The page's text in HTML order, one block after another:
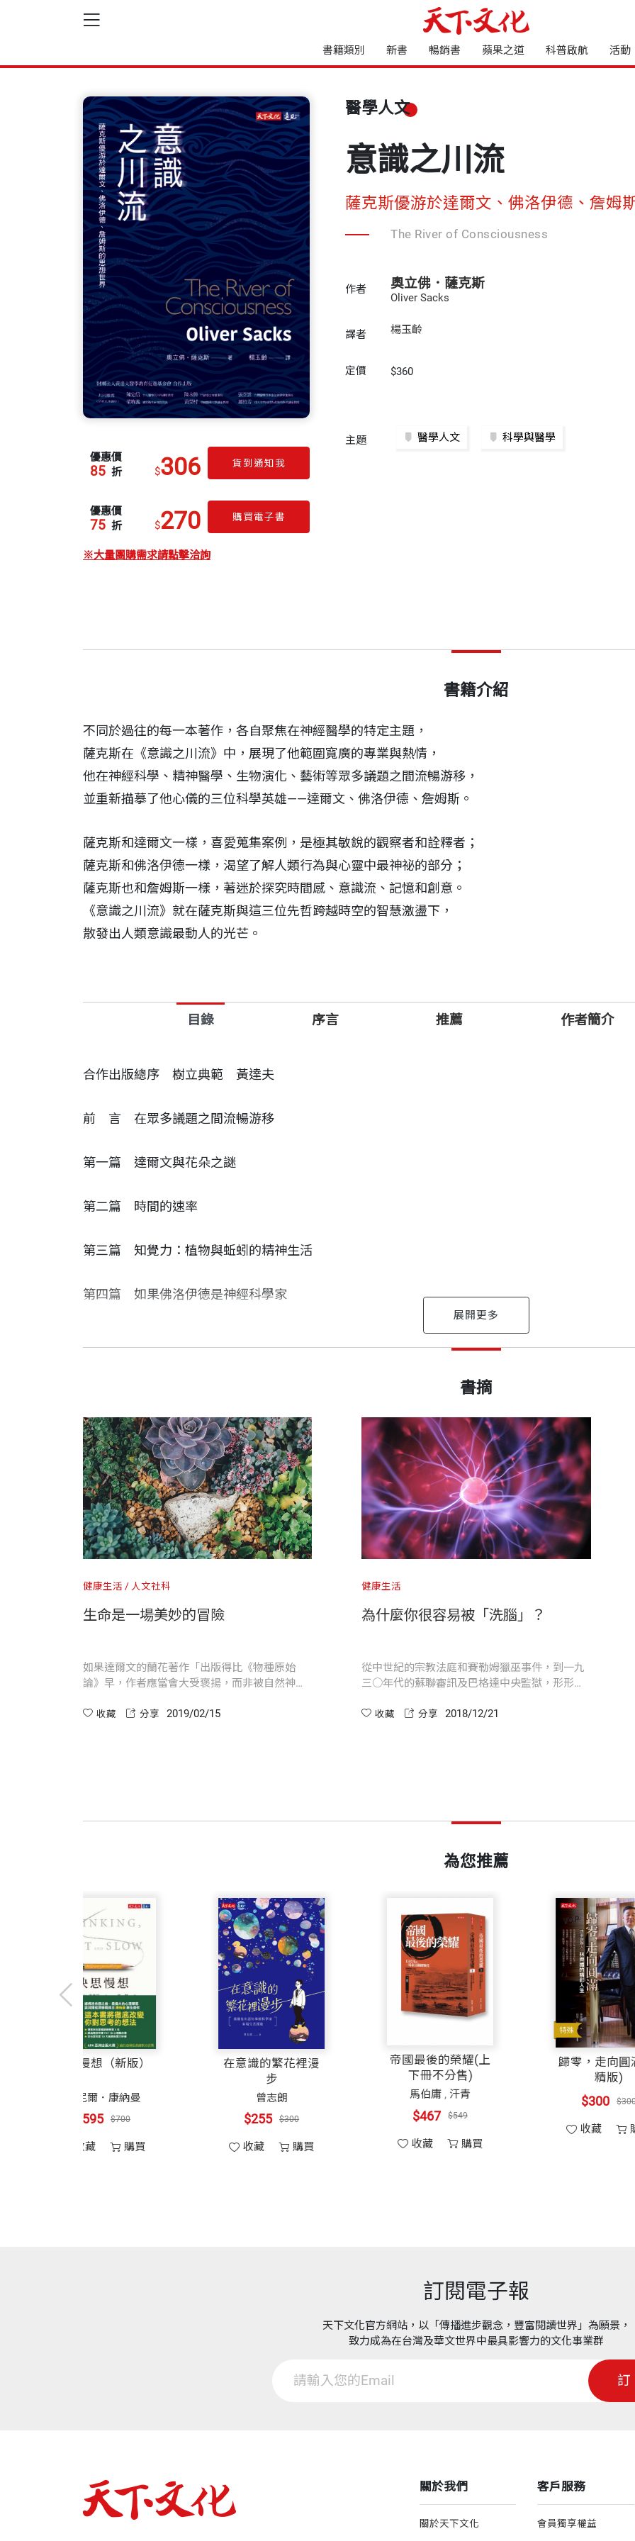
書籍類別 新書 暢銷書 蘋果之道 科普啟航 活動
醫學人文
優惠價
85 折 $306 貨到通知我
優惠價
75 折 $270 購買電子書
※大量團購需求請點擊洽詢
意識之川流
薩克斯優游於達爾文、佛洛伊德、詹姆
The River of Consciousness
作者 奧立佛．薩克斯
Oliver Sacks
譯者 楊玉齡
定價 $360
主題 醫學人文 科學與醫學
書籍介紹
不同於過往的每一本著作，各自聚焦在神經醫學的特定主題，
薩克斯在《意識之川流》中，展現了他範圍寬廣的專業與熱情，
他在神經科學、精神醫學、生物演化、藝術等眾多議題之間流暢游移，
並重新描摹了他心儀的三位科學英雄——達爾文、佛洛伊德、詹姆斯。
薩克斯和達爾文一樣，喜愛蒐集案例，是極其敏銳的觀察者和詮釋者；
薩克斯和佛洛伊德一樣，渴望了解人類行為與心靈中最神祕的部分；
薩克斯也和詹姆斯一樣，著迷於探究時間感、意識流、記憶和創意。
《意識之川流》就在薩克斯與這三位先哲跨越時空的智慧激盪下，
散發出人類意識最動人的光芒。
目錄 序言 推薦 作者簡介
合作出版總序 樹立典範 黃達夫
前 言 在眾多議題之間流暢游移
第一篇 達爾文與花朵之謎
第二篇 時間的速率
第三篇 知覺力：植物與蚯蚓的精神生活
第四篇 如果佛洛伊德是神經科學家
第七篇 創造性自我
第八篇 當生病的感覺來襲
第九篇 意識之川流
第十篇 科學史上盲點重重
奧立佛．薩克斯在二○一五年八月過世，去世前兩星期，他幫《意識之川流》擬定概略內容，這
託我們三人安排出版事宜。
促成這本書的諸多因素之一，是薩克斯於一九九一年受邀參與荷蘭的電視紀錄片系列《輝煌壯麗
集，六名科學家——物理學家戴森（Freeman Dyson）、生物學家雪爾德雷克（Rupert Sheldrake
d）、科學史學家杜爾明（Stephen Toulmin）、哲學家丹尼特（Daniel Dennett）、以及薩克斯
議題，像是生命起源、演化意義、意識的性質。
在這場氣氛活潑的討論中，有一件事格外明顯：薩克斯能在所有的議題之間流暢游移。他對科學
物（包括植物）的經驗。
在《意識之川流》中，薩克斯挑戰了演化、植物學、化學、醫學、神經科學、以及藝術，並指出
神祕的部分。另外，和詹姆斯一樣，薩克斯即使面對理論議題，例如探討時間、記憶和創意時，
薩克斯博士希望將本書獻給他的編輯、導師、以及超過三十年交情的友人席爾維斯（Robert
花瓣、照相機、炸彈……當然還有神經元。他也解釋了時間、記憶和學習本身的重要性。薩克斯做
——潔倫（Hope Jahren）
每一頁都充滿活力、好奇、熱誠......以及薩克斯對新思想經驗的開放態度......這是他過去所有作品
凡的洞察力角度來體驗世界。
1933年生於倫敦，早期於英國牛津大學接受醫學教育，後於美國加州大學洛衫磯分校及舊金山錫
薩克斯從事神經科臨床工作近50年，寫作無數並獲多項榮譽，包括古根漢基金會、國家科學基金
學院表彰，並於2008年獲頒大英帝國司令勳章（CBE）。
薩克斯擅長以充滿人文關懷的筆調，將腦科學的種種奇妙現象呈現在大眾眼前，文理清晰並充滿
和《紐約客》雜誌，及各種醫學期刊。著有15本書，包括《薩克斯自傳》、《火星上的人類學家
000齣歌劇的人》、《睡人》等等。薩克斯的著作常用於神經科學、心理學、音樂療法與哲學課
經醫學科普經典著作。
想更深入了解薩克斯醫師，詳見網站：www.oliversacks.com。
楊玉齡 譯者
輔仁大學生物系畢業。曾任《牛頓》雜誌副總編輯、《天下》雜誌資深文稿編輯。目前為自由撰
譯作《生物圈的未來》獲第二屆吳大猷科普譯作首獎金籤獎、《消失的湯匙》獲第六屆吳大猷科
吳大猷科普譯作佳作獎、《小提琴家的大姆指》獲第七屆吳大猷科普譯作佳作獎、《雁鵝與勞倫
另著有《一代醫人杜聰明》；譯有《基因聖戰》、《大腦開竅手冊》、《幻覺》等數十冊（以上
書號 BGH185
出版社 天下文化
裝幀 平裝
印刷規格 黑白
ISBN 9789864796090
書摘
健康生活 人文社科
生命是一場美妙的冒險
如果達爾文的蘭花著作「出版得比《物種原始
論》早，作者應當會大受褒揚，而非被自然神學
收藏 分享 2019/02/15
健康生活
為什麼你很容易被「洗腦」？
從中世紀的宗教法庭和賽勒姆獵巫事件，到一九
三○年代的蘇聯審訊及巴格達中央監獄，形形色
刑，早已被用來提取宗教或政治上的招供認罪。
收藏 分享 2018/12/21
為您推薦
薩克斯自傳
奧立佛．薩克斯
$450
購買
快思慢想（新版）
丹尼爾．康納曼
$700
購買
在意識的繁花裡漫
曾志朗
$300
購買
帝國最後的榮耀(上
下冊不分售)
汗青
訂閱電子報
天下文化官方網站，以「傳播進步觀念，豐富閱讀世界」為願景，
致力成為在台灣及華文世界中最具影響力的文化事業群
關於我們
關於天下文化
客戶服務
會員獨享權益